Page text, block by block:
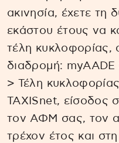
ακινησία, έχετε τη
εκάστου έτους να
τέλη κυκλοφορίας,
διαδρομή:
> Τέλη
TAXISnet, είσοδος
τον ΑΦΜ σας, τον
τρέχον έτος και